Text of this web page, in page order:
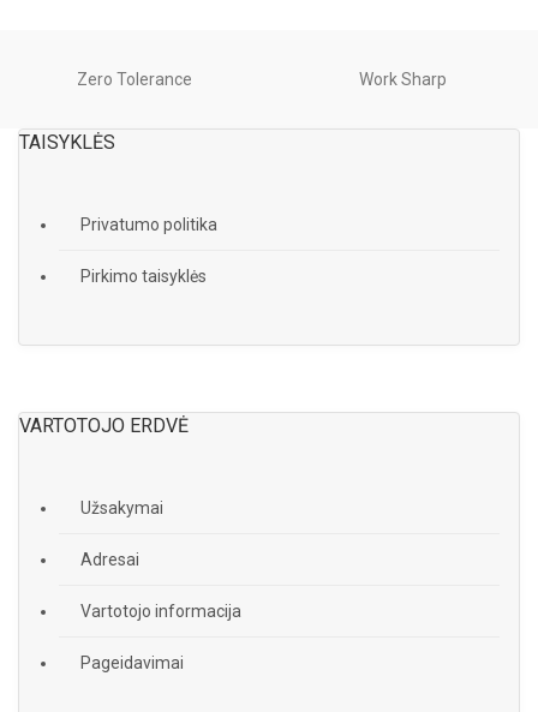
Zero Tolerance Work Sharp
TAISYKLĖS
Privatumo politika
Pirkimo taisyklės
VARTOTOJO ERDVĖ
Užsakymai
Adresai
Vartotojo informacija
Pageidavimai